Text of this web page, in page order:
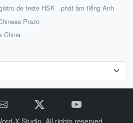
de teste HSK
phát âm tiếng Anh
Prazo
China
X Studio. All rights reserved.